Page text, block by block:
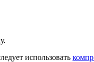
использовать